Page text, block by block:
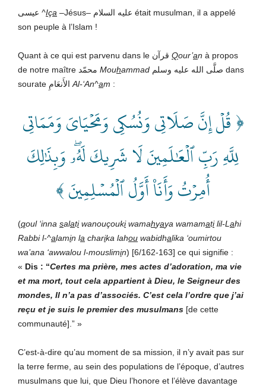
^Iça ‒Jésus‒ عليه السلام était musulman, il a appelé
son peuple à l’Islam !
Quant à ce qui est parvenu dans le قرآن Qour’an à propos
Mouhammad
Al-‘An^am :
﴿ قُلۡ إِنَّ صَلَاتِي وَنُسُكِي وَمَحۡيَايَ وَمَمَاتِي
لِلَّهِ رَبِّ ٱلۡعَٰلَمِينَ لَا شَرِيكَ لَهُۥۖ وَبِذَٰلِكَ
أُمِرۡتُ وَأَنَا۠ أَوَّلُ ٱلۡمُسۡلِمِينَ ﴾
(qoul ‘inna salatiwanouçoukiwamahyaya wamamatilil-L ahi
Rabbi l-^alamin la charika lahou wabidhalika ‘oumirtou
wa’ana ‘awwalou l-mouslimin) [6/162-163] ce qui signifie :
« Dis : “Certes ma prière, mes actes d’adoration, ma vie
et ma mort, tout cela appartient à Dieu, le Seigneur des
mondes, Il n’a pas d’associés. C’est cela l’ordre que j’ai
reçu et je suis le premier des musulmans [de cette
communauté].” »
C’est-à-dire qu’au moment de sa mission, il n’y avait pas sur
la terre ferme, au sein des populations de l’époque, d’autres
musulmans que lui, que Dieu l’honore et l’élève davantage